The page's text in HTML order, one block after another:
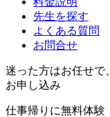
先生を探す
よくある質問
お問合せ
迷った方はお任せで
お申し込み
仕事帰りに無料体験